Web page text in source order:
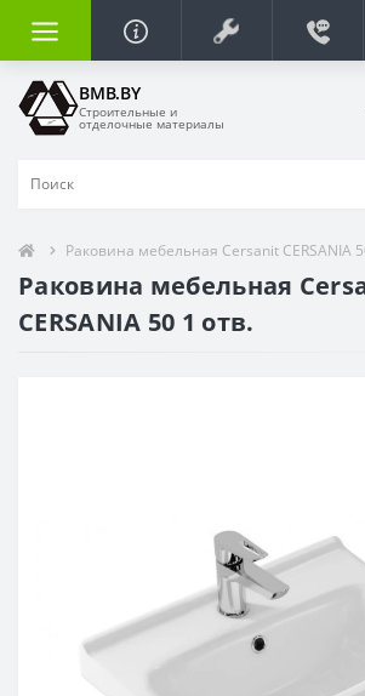
BMB.BY
Строительные и
отделочные материалы
Раковина мебельная Cersanit CERSANIA
Раковина мебельная
CERSANIA 50 1 отв.